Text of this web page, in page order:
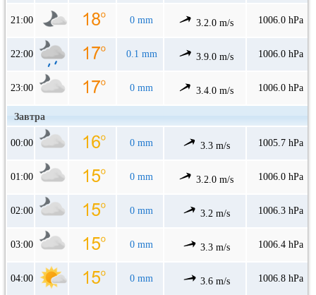
21:00 0 mm 3.2.0 m/s 1006.0 hPa
22:00 0.1 mm 3.9.0 m/s 1006.0 hPa
23:00 0 mm 3.4.0 m/s 1006.0 hPa
Завтра
00:00 0 mm 3.3 m/s 1005.7 hPa
01:00 0 mm 3.2.0 m/s 1006.0 hPa
02:00 0 mm 3.2 m/s 1006.3 hPa
03:00 0 mm 3.3 m/s 1006.4 hPa
04:00 0 mm 3.6 m/s 1006.8 hPa